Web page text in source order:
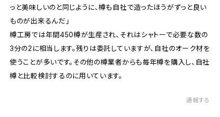
っと美味しいのと同じように、樽も自社で造ったほうがずっと良い
ものが出来るんだ」
樽工房では年間450樽が生産され、それはシャトーで必要な数の
3分の2に相当します。残りは委託していますが、自社のオーク材を
使うことが多いです。その他の樽業者からも毎年樽を購入し、自社
樽と比較検討するのに用いています。
通報する